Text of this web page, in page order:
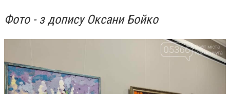
Фото - з допису Оксани Бойко